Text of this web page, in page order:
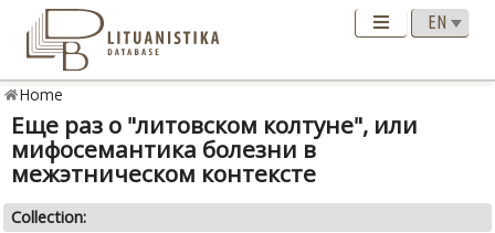
Home
Еще раз о "литовском колтуне", или
мифосемантика болезни в
межэтническом контексте
Collection: